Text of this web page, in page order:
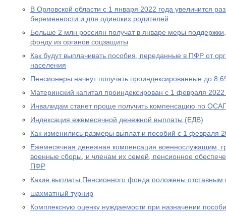
В Орловской области с 1 января 2022 года увеличится
беременности и для одиноких родителей
Больше 2 млн россиян получат в январе меры
фонду из органов соцзащиты
Как будут выплачивать пособия, переданные в ПФР от
населения
Пенсионеры начнут получать проиндексированные до
Материнский капитал проиндексирован с 1 февраля 2022
Инвалидам станет проще получить компенсацию по
Индексация ежемесячной денежной выплаты (ЕДВ)
Как изменились размеры выплат и пособий с 1 февраля
Ежемесячная денежная компенсация военнослужащим,
военные сборы, и членам их семей, пенсионное
ПФР
Какие выплаты Пенсионного фонда положены
шахматный турнир
Комплексную оценку нуждаемости при назначении